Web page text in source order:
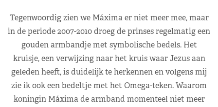
Tegenwoordig zien we Máxima er niet meer mee, maar
in de periode 2007-2010 droeg de prinses regelmatig een
gouden armbandje met symbolische bedels. Het
kruisje, een verwijzing naar het kruis waar Jezus aan
geleden heeft, is duidelijk te herkennen en volgens mij
zie ik ook een bedeltje met het Omega-teken. Waarom
koningin Máxima de armband momenteel niet meer